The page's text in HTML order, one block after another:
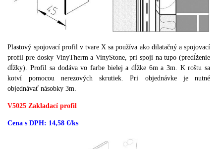
Plastový spojovací profil v tvare X sa používa ako dilatačný a spojovací
profil pre dosky VinyTherm a VinyStone, pri spoji na tupo (predĺženie
dĺžky). Profil sa dodáva vo farbe bielej a dĺžke 6m a 3m. K roštu sa
kotví pomocou nerezových skrutiek. Pri objednávke je nutné
objednávať násobky 3m.
V5025 Zakladací profil
Cena s DPH: 14,58 €/ks